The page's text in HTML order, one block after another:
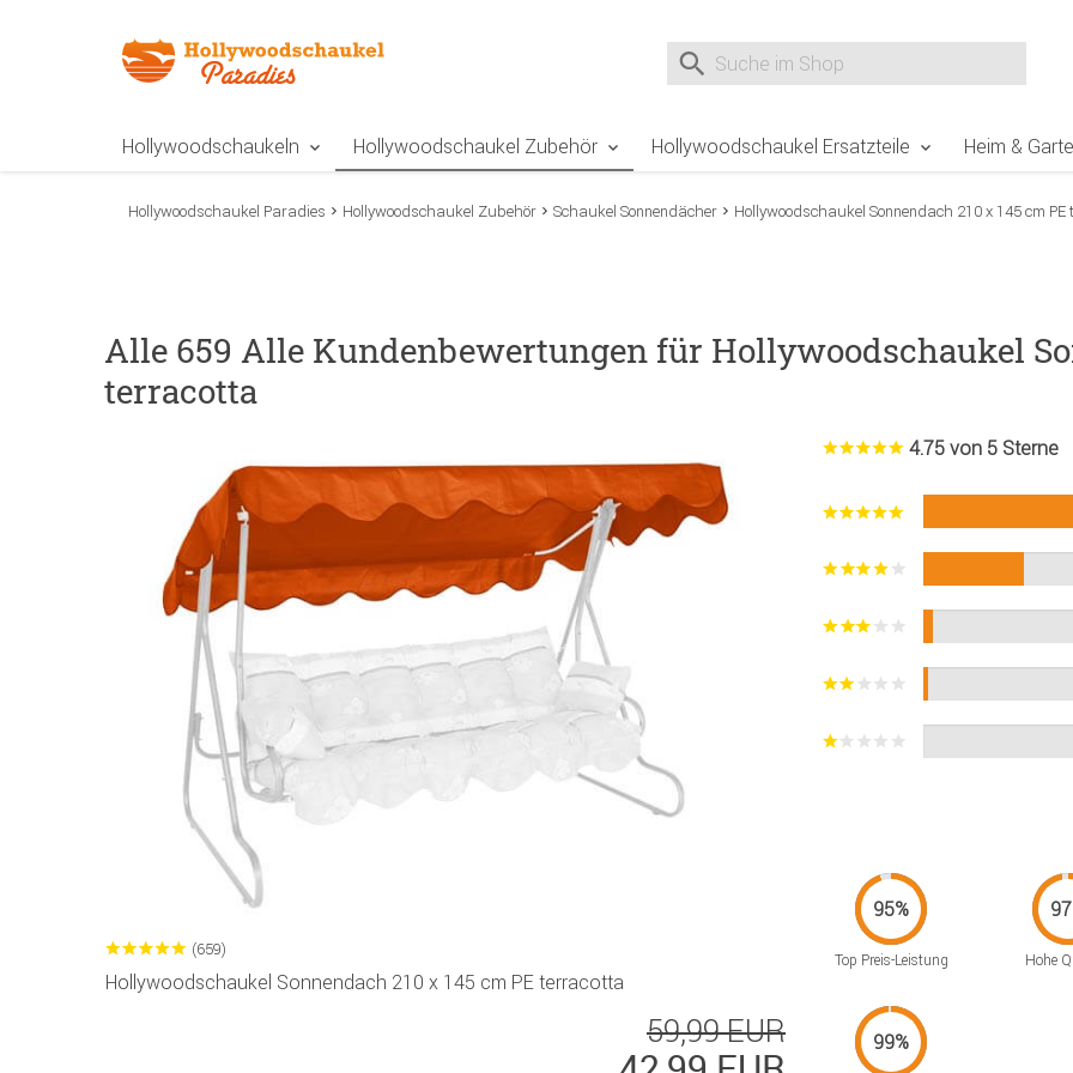
Suche nach
Hollywoodschaukeln Hollywoodschaukel Zubehör Hollywoodschaukel Ersatzteile Heim &
Hollywoodschaukel Paradies Hollywoodschaukel Zubehör Schaukel Sonnendächer Hollywoodschaukel Sonnendach 210 x 145 cm PE
Alle 659 Alle Kundenbewertungen für Hollywoodschaukel
terracotta
(659)
Hollywoodschaukel Sonnendach 210 x 145 cm PE terracotta
59,99 EUR
4.75 von 5 Sterne
Top Preis-Leistung Hohe